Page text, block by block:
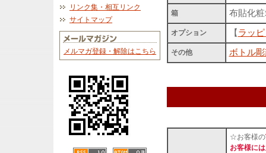
リンク集・相互リンク
サイトマップ
メルマガ登録・解除はこちら
箱 布貼化
オプション 【 ラッ
その他 ボトル
☆お客様の
お客様に